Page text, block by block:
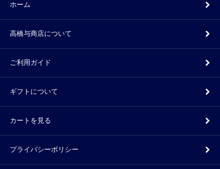
ホーム
高橋与商店について
ご利用ガイド
ギフトについて
カートを見る
プライバシーポリシー